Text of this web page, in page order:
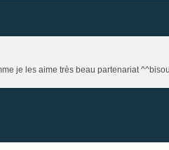
je les aime très beau partenariat